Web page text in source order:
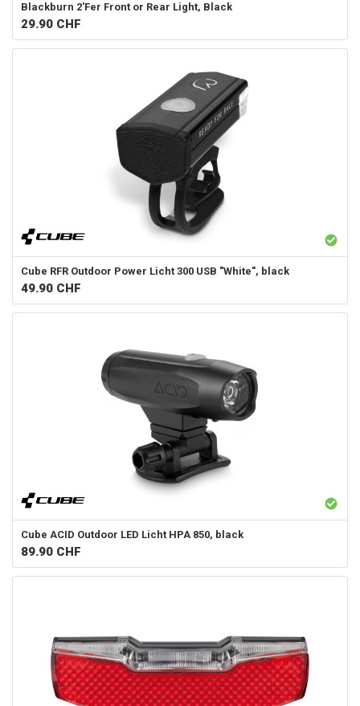
Blackburn 2'Fer Front or Rear Light, Black
29.90 CHF
Cube RFR Outdoor Power Licht 300 USB "White", black
49.90 CHF
Cube ACID Outdoor LED Licht HPA 850, black
89.90 CHF